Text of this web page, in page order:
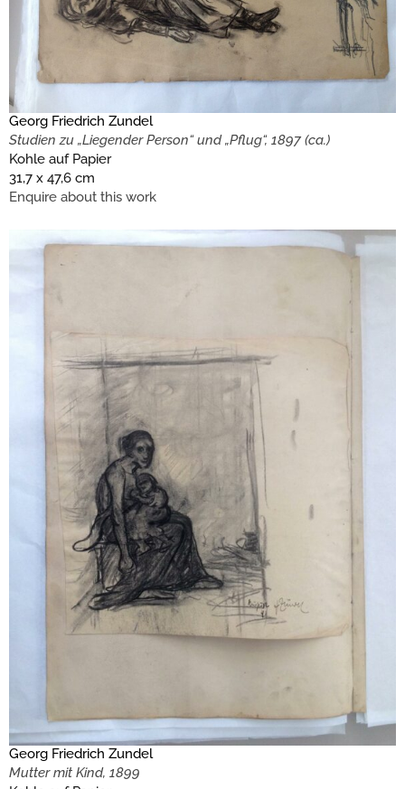
Georg Friedrich Zundel
Studien zu „Liegender Person“ und „Pflug“, 1897 (ca.)
Kohle auf Papier
31,7 x 47,6 cm
Enquire about this work
Georg Friedrich Zundel
Mutter mit Kind, 1899